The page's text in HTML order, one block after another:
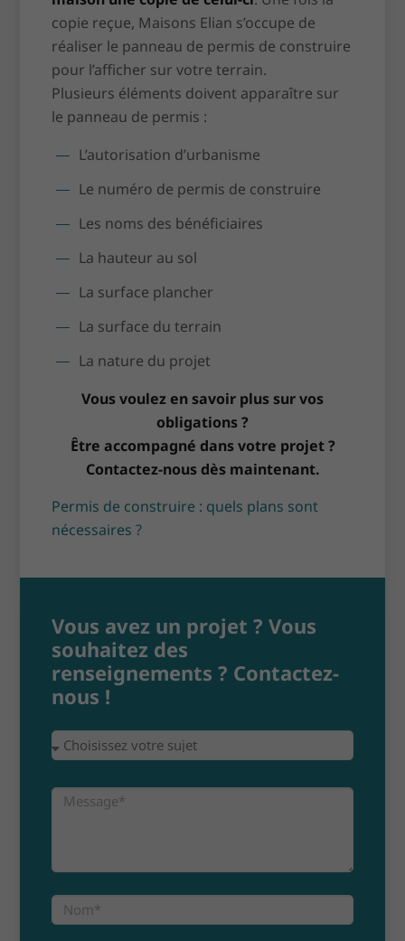
copie reçue, Maisons Elian s’occupe de
réaliser le panneau de permis de construire
pour l’afficher sur votre terrain.
Plusieurs éléments doivent apparaître sur
le panneau de permis :
L’autorisation d’urbanisme
Le numéro de permis de construire
Les noms des bénéficiaires
La hauteur au sol
La surface plancher
La surface du terrain
La nature du projet
Vous voulez en savoir plus sur vos
obligations ?
Être accompagné dans votre projet ?
Contactez-nous dès maintenant.
Permis de construire : quels plans sont
nécessaires ?
Vous avez un projet ? Vous
souhaitez des
renseignements ? Contactez-
nous !